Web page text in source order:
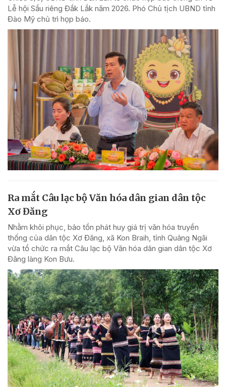
Lễ hội Sầu riêng Đắk Lắk năm 2026. Phó Chủ tịch UBND tỉnh
Đào Mỹ chủ trì họp báo.
Ra mắt Câu lạc bộ Văn hóa dân gian dân tộc
Xơ Đăng
Nhằm khôi phục, bảo tồn phát huy giá trị văn hóa truyền
thống của dân tộc Xơ Đăng, xã Kon Braih, tỉnh Quảng Ngãi
vừa tổ chức ra mắt Câu lạc bộ Văn hóa dân gian dân tộc Xơ
Đăng làng Kon Bưu.